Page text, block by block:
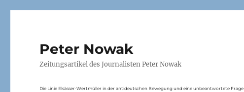
Peter Nowak
Zeitungsartikel des Journalisten Peter Nowak
Die Linie Elsässer-Wertmüller in der antideutschen Bewegung und eine unbeantwortete Frage